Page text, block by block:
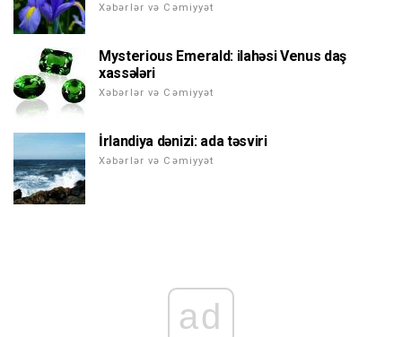
Xəbərlər və Cəmiyyət
Mysterious Emerald: ilahəsi Venus daş
xassələri
Xəbərlər və Cəmiyyət
İrlandiya dənizi: ada təsviri
Xəbərlər və Cəmiyyət
ad